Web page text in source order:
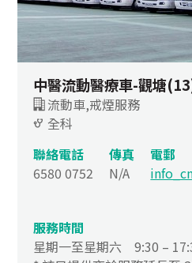
中醫流動醫療車-觀塘
流動車,戒煙服務
全科
聯絡電話
6580 0752
傳真
N/A
電郵
服務時間
星期一至星期六 9:30 –